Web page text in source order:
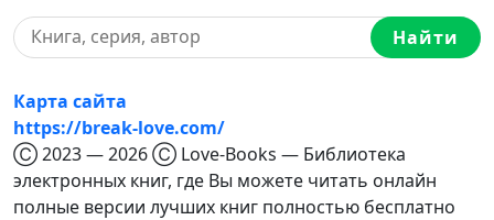
Найти
Карта сайта
https://break-love.com/
Ⓒ 2023 — 2026 Ⓒ Love-Books — Библиотека
электронных книг, где Вы можете читать онлайн
полные версии лучших книг полностью бесплатно